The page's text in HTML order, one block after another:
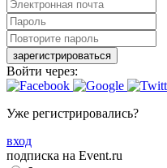
зарегистрироваться
Войти через:
Уже регистрировались?
вход
подписка на Event.ru